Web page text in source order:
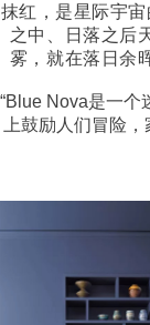
抹红，是星际宇
之中、日落之后
雾，就在落日余
“Blue Nova是一个
上鼓励人们冒险